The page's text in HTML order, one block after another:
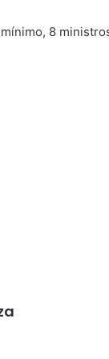
8